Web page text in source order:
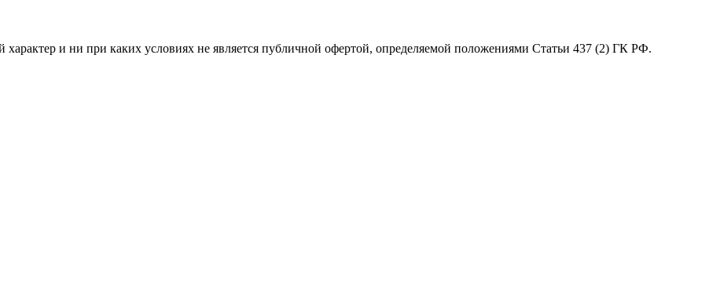
и ни при каких условиях не является публичной офертой, определяемой положениями Статьи 437 (2) ГК РФ.